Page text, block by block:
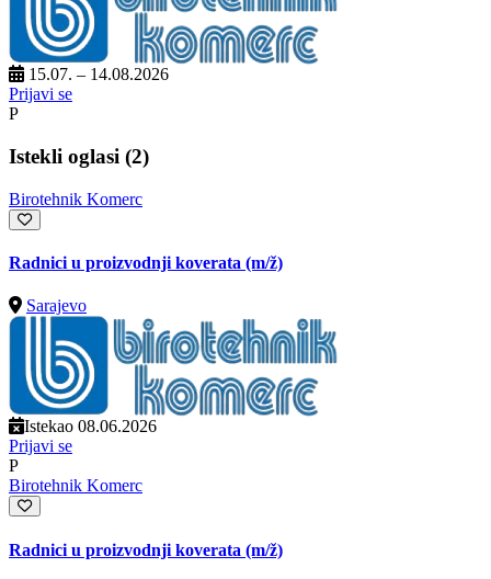
15.07. – 14.08.2026
Prijavi se
P
Istekli oglasi (2)
Birotehnik Komerc
Radnici u proizvodnji koverata (m/ž)
Sarajevo
Istekao 08.06.2026
Prijavi se
P
Birotehnik Komerc
Radnici u proizvodnji koverata (m/ž)